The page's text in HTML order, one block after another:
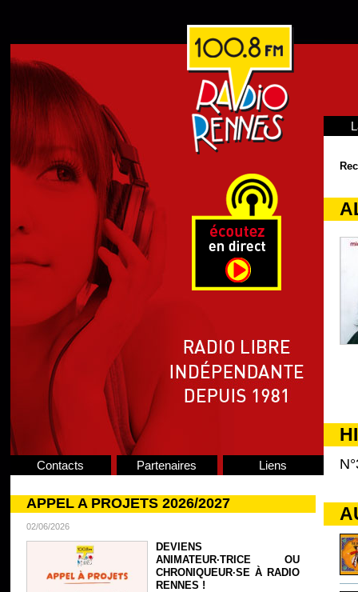
Contacts Partenaires Liens
APPEL A PROJETS 2026/2027
02/06/2026
DEVIENS
ANIMATEUR·TRICE OU
CHRONIQUEUR·SE À RADIO
RENNES !